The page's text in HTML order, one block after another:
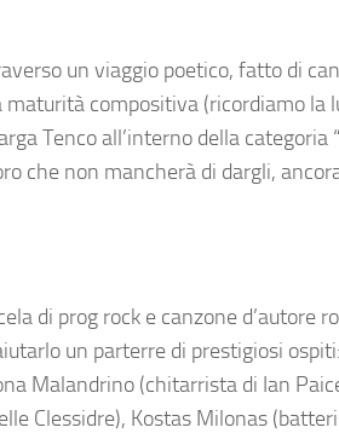
un viaggio poetico, fatto di
compositiva (ricordiamo la
Tenco all’interno della categoria
che non mancherà di dargli,
di prog rock e canzone d’autore
un parterre di prestigiosi
Malandrino (chitarrista di Ian
Clessidre), Kostas Milonas